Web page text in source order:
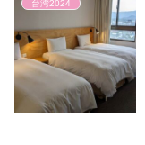
台湾2024